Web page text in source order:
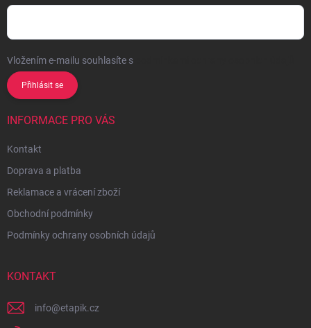
Vložením e-mailu souhlasíte s
Přihlásit se
INFORMACE PRO VÁS
Kontakt
Doprava a platba
Reklamace a vrácení zboží
Obchodní podmínky
Podmínky ochrany osobních údajů
KONTAKT
info@etapik.cz